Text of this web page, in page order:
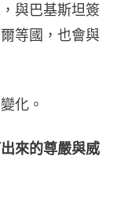
與巴基斯坦簽
等國，也會與
化。
來的尊嚴與威